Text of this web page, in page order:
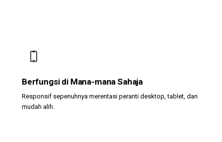
Berfungsi di Mana-mana Sahaja
Responsif sepenuhnya merentasi peranti desktop, tablet, dan
mudah alih.